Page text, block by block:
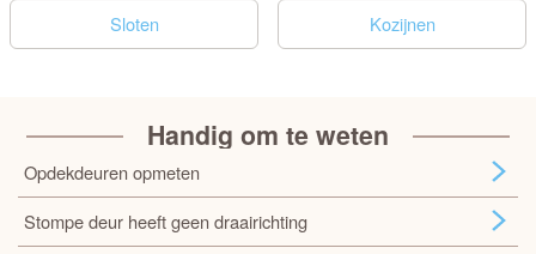
Sloten Kozijnen
Handig om te weten
Opdekdeuren opmeten
Stompe deur heeft geen draairichting